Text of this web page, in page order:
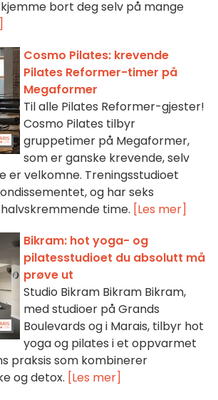
bort deg selv på mange
Cosmo Pilates: krevende
Pilates Reformer-timer på
Megaformer
Til alle Pilates Reformer-gjester!
Cosmo Pilates tilbyr
gruppetimer på Megaformer,
som er ganske krevende, selv
er velkomne. Treningsstudioet
og har seks
time. [Les mer]
Bikram: hot yoga- og
pilatesstudioet du absolutt må
prøve ut
Studio Bikram Bikram Bikram,
med studioer på Grands
Boulevards og i Marais, tilbyr hot
yoga og pilates i et oppvarmet
praksis som kombinerer
og detox. [Les mer]